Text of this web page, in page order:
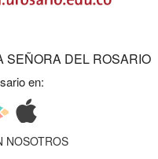
SEÑORA DEL ROSARIO
en:
NOSOTROS